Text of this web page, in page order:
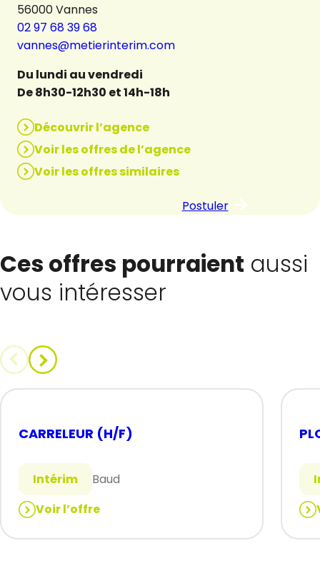
56000 Vannes
02 97 68 39 68
vannes@metierinterim.com
Du lundi au vendredi
De 8h30-12h30 et 14h-18h
Découvrir l’agence
Voir les offres de l’agence
Voir les offres similaires
Postuler
Ces offres pourraient aussi
vous intéresser
CARRELEUR (H/F)
Intérim
Baud
Voir l’offre
:
CARRELEUR
: